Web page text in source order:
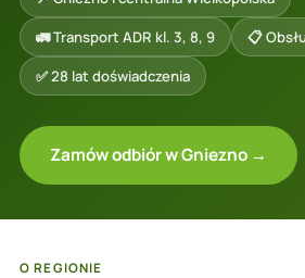
🚛 Transport ADR kl. 3, 8, 9
📋
✅ 28 lat doświadczenia
Zamów odbiór w Gniezno →
O REGIONIE